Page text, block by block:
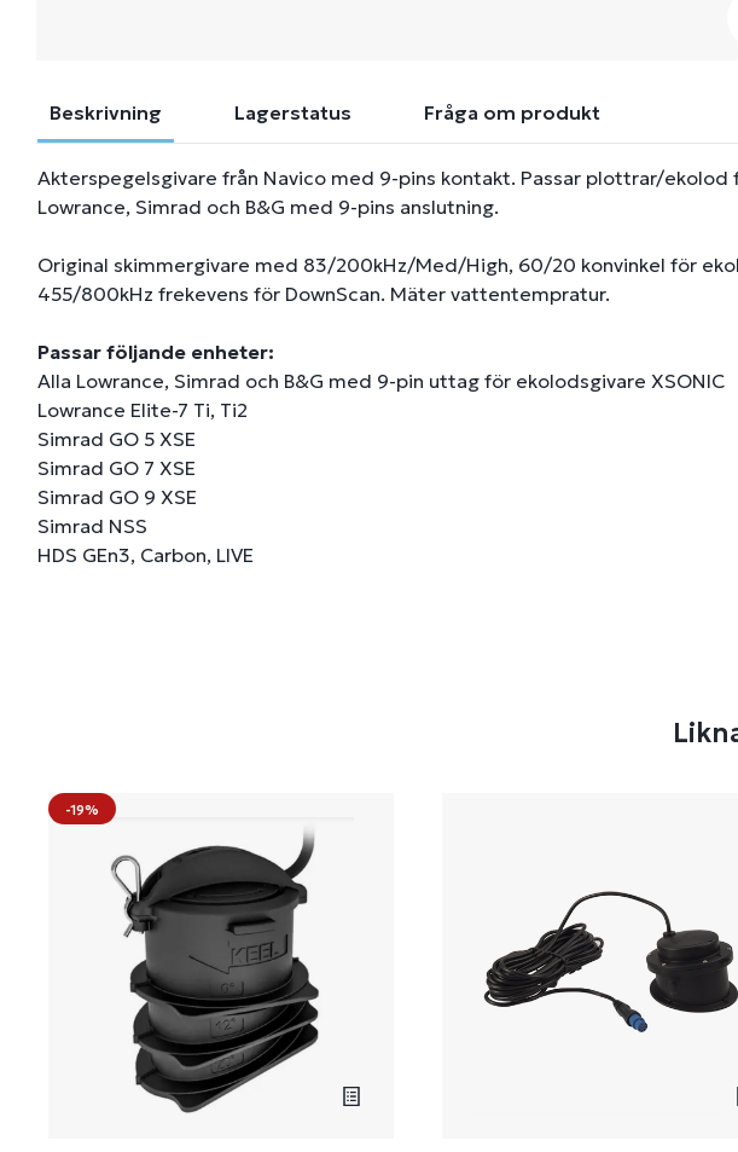
Beskrivning Lagerstatus Fråga om produkt
Akterspegelsgivare från Navico med 9-pins kontakt. Passar plottrar/ekolod
Lowrance, Simrad och B&G med 9-pins anslutning.
Original skimmergivare med 83/200kHz/Med/High, 60/20 konvinkel för
455/800kHz frekevens för DownScan. Mäter vattentempratur.
Passar följande enheter:
Alla Lowrance, Simrad och B&G med 9-pin uttag för ekolodsgivare XSONIC
Lowrance Elite-7 Ti, Ti2
Simrad GO 5 XSE
Simrad GO 7 XSE
Simrad GO 9 XSE
Simrad NSS
HDS GEn3, Carbon, LIVE
-19%